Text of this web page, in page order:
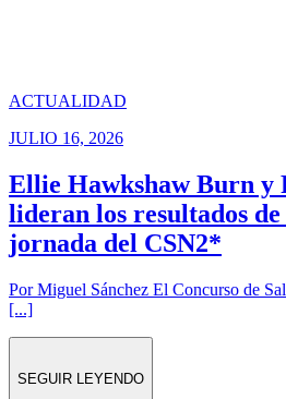
ACTUALIDAD
JULIO 16, 2026
Ellie Hawkshaw Burn y
lideran los resultados
jornada del CSN2*
Por Miguel Sánchez El Concurso de
[...]
SEGUIR LEYENDO